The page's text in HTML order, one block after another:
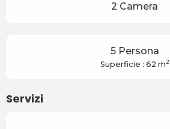
2 Camera
5 Persona
Superficie : 62 m2
Servizi